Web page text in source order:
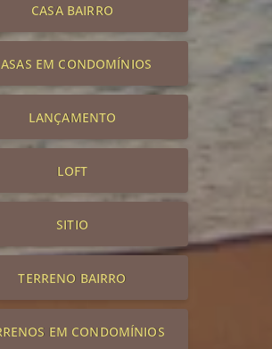
CASA BAIRRO
EM CONDOMÍNIOS
LANÇAMENTO
LOFT
SITIO
TERRENO BAIRRO
EM CONDOMÍNIOS